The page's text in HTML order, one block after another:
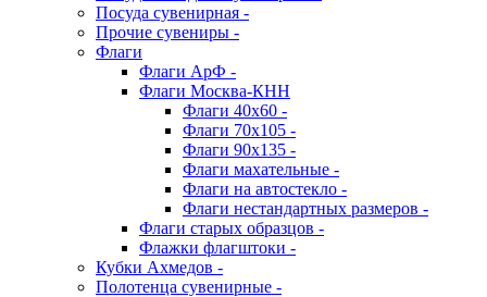
Посуда сувенирная -
Прочие сувениры -
Флаги
Флаги АрФ -
Флаги Москва-КНН
Флаги 40х60 -
Флаги 70х105 -
Флаги 90х135 -
Флаги махательные -
Флаги на автостекло -
Флаги нестандартных размеров -
Флаги старых образцов -
Флажки флагштоки -
Кубки Ахмедов -
Полотенца сувенирные -